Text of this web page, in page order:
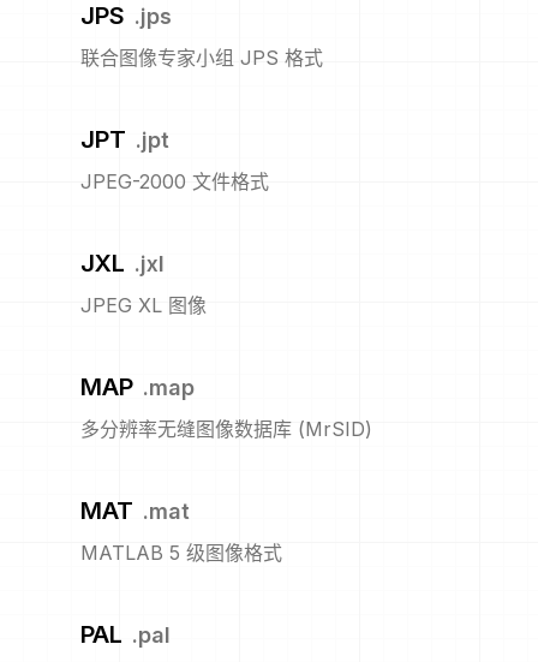
JPS .jps
联合图像专家小组 JPS 格式
JPT .jpt
JPEG-2000 文件格式
JXL .jxl
JPEG XL 图像
MAP .map
多分辨率无缝图像数据库 (MrSID)
MAT .mat
MATLAB 5 级图像格式
PAL .pal